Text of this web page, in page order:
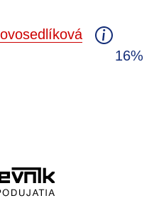
16%